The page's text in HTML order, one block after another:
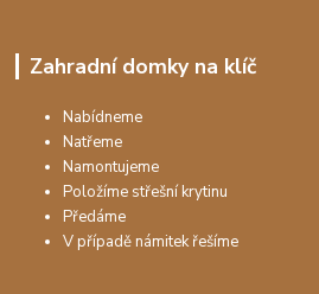
Zahradní domky na klíč
Nabídneme
Natřeme
Namontujeme
Položíme střešní krytinu
Předáme
V případě námitek řešíme